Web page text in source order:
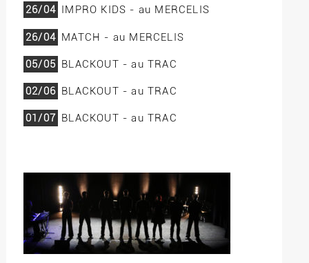
26/04 IMPRO KIDS - au MERCELIS
26/04 MATCH - au MERCELIS
05/05 BLACKOUT - au TRAC
02/06 BLACKOUT - au TRAC
01/07 BLACKOUT - au TRAC